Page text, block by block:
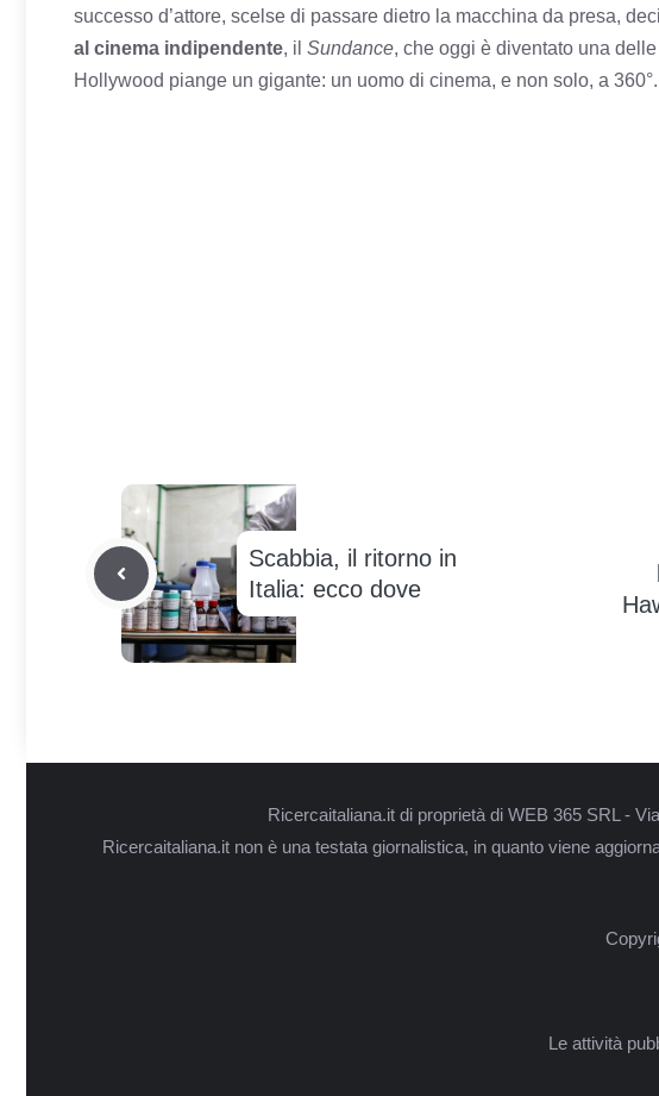
successo d’attore, scelse di passare dietro la macchina da presa,
al cinema indipendente, il Sundance, che oggi è diventato una
Hollywood piange un gigante: un uomo di cinema, e non solo, a 360°.
Scabbia, il ritorno in
Italia: ecco dove
Ricercaitaliana.it di proprietà di WEB 365 SRL -
Ricercaitaliana.it non è una testata giornalistica, in quanto viene
Le attività